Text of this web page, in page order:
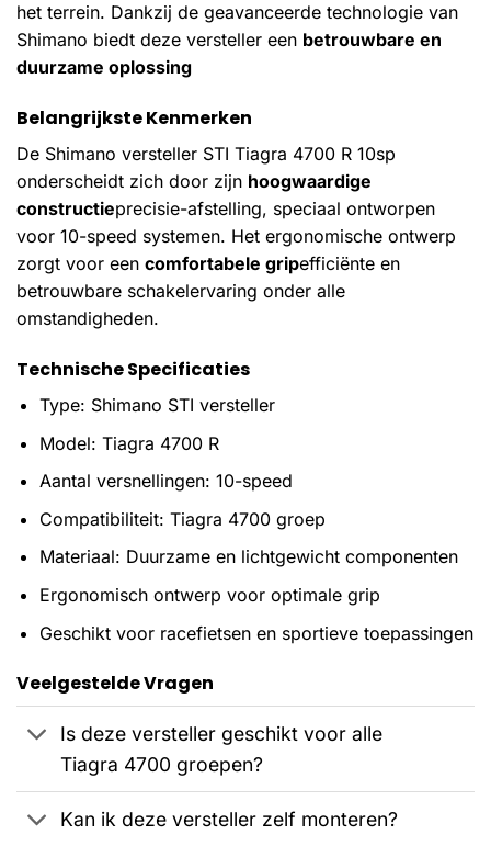
het terrein. Dankzij de geavanceerde technologie van
Shimano biedt deze versteller een betrouwbare en
duurzame oplossing
Belangrijkste Kenmerken
De Shimano versteller STI Tiagra 4700 R 10sp
onderscheidt zich door zijn hoogwaardige
constructieprecisie-afstelling, speciaal ontworpen
voor 10-speed systemen. Het ergonomische ontwerp
zorgt voor een comfortabele gripefficiënte en
betrouwbare schakelervaring onder alle
omstandigheden.
Technische Specificaties
Type: Shimano STI versteller
Model: Tiagra 4700 R
Aantal versnellingen: 10-speed
Compatibiliteit: Tiagra 4700 groep
Materiaal: Duurzame en lichtgewicht componenten
Ergonomisch ontwerp voor optimale grip
Geschikt voor racefietsen en sportieve toepassingen
Veelgestelde Vragen
Is deze versteller geschikt voor alle
Tiagra 4700 groepen?
Kan ik deze versteller zelf monteren?